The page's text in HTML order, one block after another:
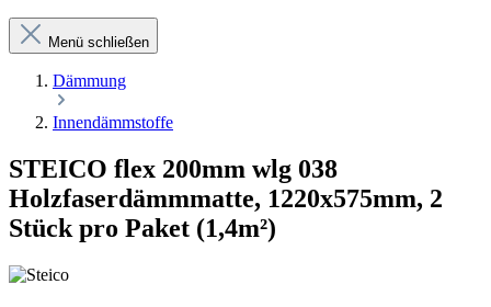
Menü schließen
Dämmung
Innendämmstoffe
STEICO flex 200mm wlg 038
Holzfaserdämmmatte, 1220x575mm, 2
Stück pro Paket (1,4m²)